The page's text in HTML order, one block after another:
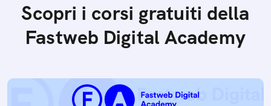
Scopri i corsi gratuiti della
Fastweb Digital Academy